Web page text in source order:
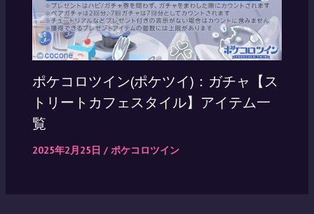
ポケコロツイン(ポケツイ)：ガチャ【ス
トリートカフェスタイル】アイテム一
覧
2025年2月25日 / ポケコロツイン